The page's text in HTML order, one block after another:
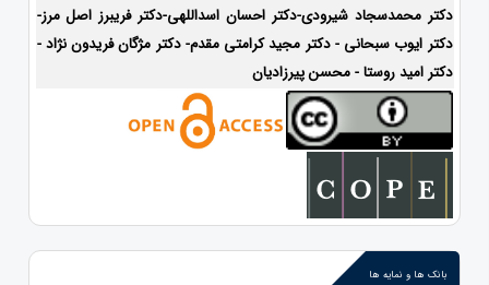
دکتر محمدسجاد شیرودی-دکتر احسان اسداللهی-دکتر فریبرز اصل مرز-
دکتر ایوب سبحانی - دکتر مجید کرامتی مقدم- دکتر مژگان فریدون نژاد -
دکتر امید روستا - محسن پیرزادیان
بانک ها و نمایه ها